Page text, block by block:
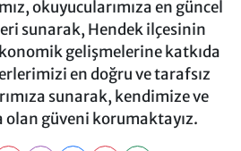
okuyucularımıza en güncel
sunarak, Hendek ilçesinin
gelişmelerine katkıda
en doğru ve tarafsız
sunarak, kendimize ve
olan güveni korumaktayız.